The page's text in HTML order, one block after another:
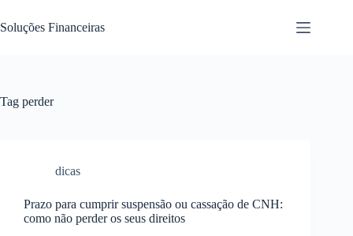
para
o
Soluções Financeiras
Tag perder
dicas
Prazo para cumprir suspensão ou cassação de CNH:
como não perder os seus direitos